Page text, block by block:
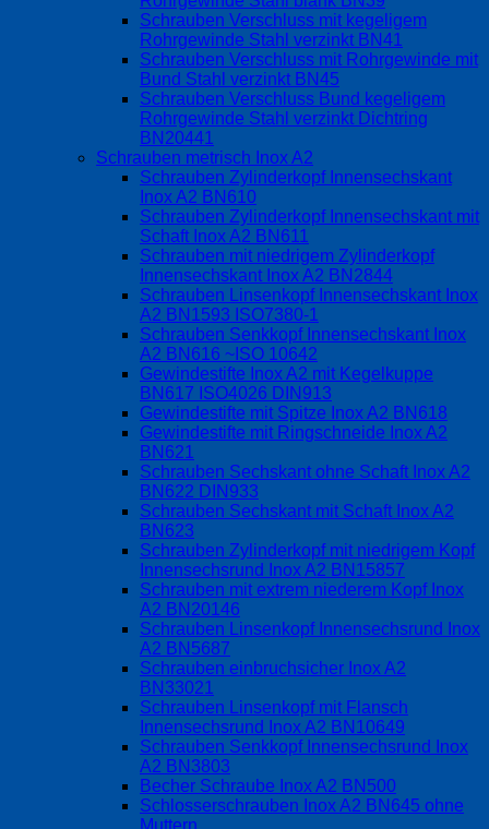
Schrauben Verschluss mit kegeligem
Rohrgewinde Stahl verzinkt BN41
Schrauben Verschluss mit Rohrgewinde mit
Bund Stahl verzinkt BN45
Schrauben Verschluss Bund kegeligem
Rohrgewinde Stahl verzinkt Dichtring
BN20441
Schrauben metrisch Inox A2
Schrauben Zylinderkopf Innensechskant
Inox A2 BN610
Schrauben Zylinderkopf Innensechskant mit
Schaft Inox A2 BN611
Schrauben mit niedrigem Zylinderkopf
Innensechskant Inox A2 BN2844
Schrauben Linsenkopf Innensechskant Inox
A2 BN1593 ISO7380-1
Schrauben Senkkopf Innensechskant Inox
A2 BN616 ~ISO 10642
Gewindestifte Inox A2 mit Kegelkuppe
BN617 ISO4026 DIN913
Gewindestifte mit Spitze Inox A2 BN618
Gewindestifte mit Ringschneide Inox A2
BN621
Schrauben Sechskant ohne Schaft Inox A2
BN622 DIN933
Schrauben Sechskant mit Schaft Inox A2
BN623
Schrauben Zylinderkopf mit niedrigem Kopf
Innensechsrund Inox A2 BN15857
Schrauben mit extrem niederem Kopf Inox
A2 BN20146
Schrauben Linsenkopf Innensechsrund Inox
A2 BN5687
Schrauben einbruchsicher Inox A2
BN33021
Schrauben Linsenkopf mit Flansch
Innensechsrund Inox A2 BN10649
Schrauben Senkkopf Innensechsrund Inox
A2 BN3803
Becher Schraube Inox A2 BN500
Schlosserschrauben Inox A2 BN645 ohne
Muttern